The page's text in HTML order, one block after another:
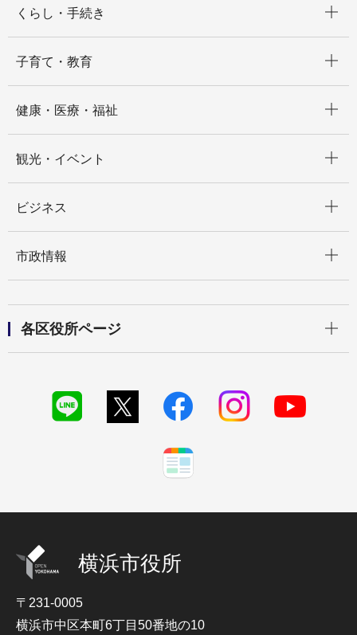
くらし・手続き
子育て・教育
健康・医療・福祉
観光・イベント
ビジネス
市政情報
各区役所ページ
横浜市役所
〒231-0005
横浜市中区本町6丁目50番地の10